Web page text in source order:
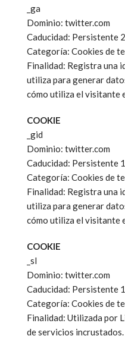
_ga
Dominio: twitter.com
Caducidad: Persistente
Categoría: Cookies de
Finalidad: Registra una
utiliza para generar
cómo utiliza el visitante
COOKIE
_gid
Dominio: twitter.com
Caducidad: Persistente
Categoría: Cookies de
Finalidad: Registra una
utiliza para generar
cómo utiliza el visitante
COOKIE
_sl
Dominio: twitter.com
Caducidad: Persistente
Categoría: Cookies de
Finalidad: Utilizada por
de servicios incrustados.